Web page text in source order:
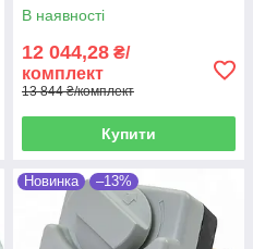
В наявності
12 044,28 ₴/
комплект
13 844 ₴/комплект
Купити
Новинка –13%